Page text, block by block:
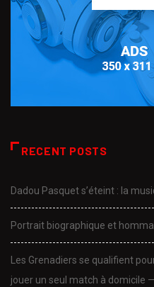
RECENT POSTS
Dadou Pasquet s’éteint : la
Portrait biographique et
Les Grenadiers se qualifient
jouer un seul match à domicile